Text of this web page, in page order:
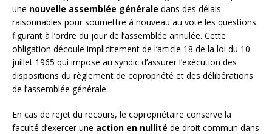
une nouvelle assemblée générale dans des délais
raisonnables pour soumettre à nouveau au vote les questions
figurant à l’ordre du jour de l’assemblée annulée. Cette
obligation découle implicitement de l’article 18 de la loi du 10
juillet 1965 qui impose au syndic d’assurer l’exécution des
dispositions du règlement de copropriété et des délibérations
de l’assemblée générale.
En cas de rejet du recours, le copropriétaire conserve la
faculté d’exercer une action en nullité de droit commun dans